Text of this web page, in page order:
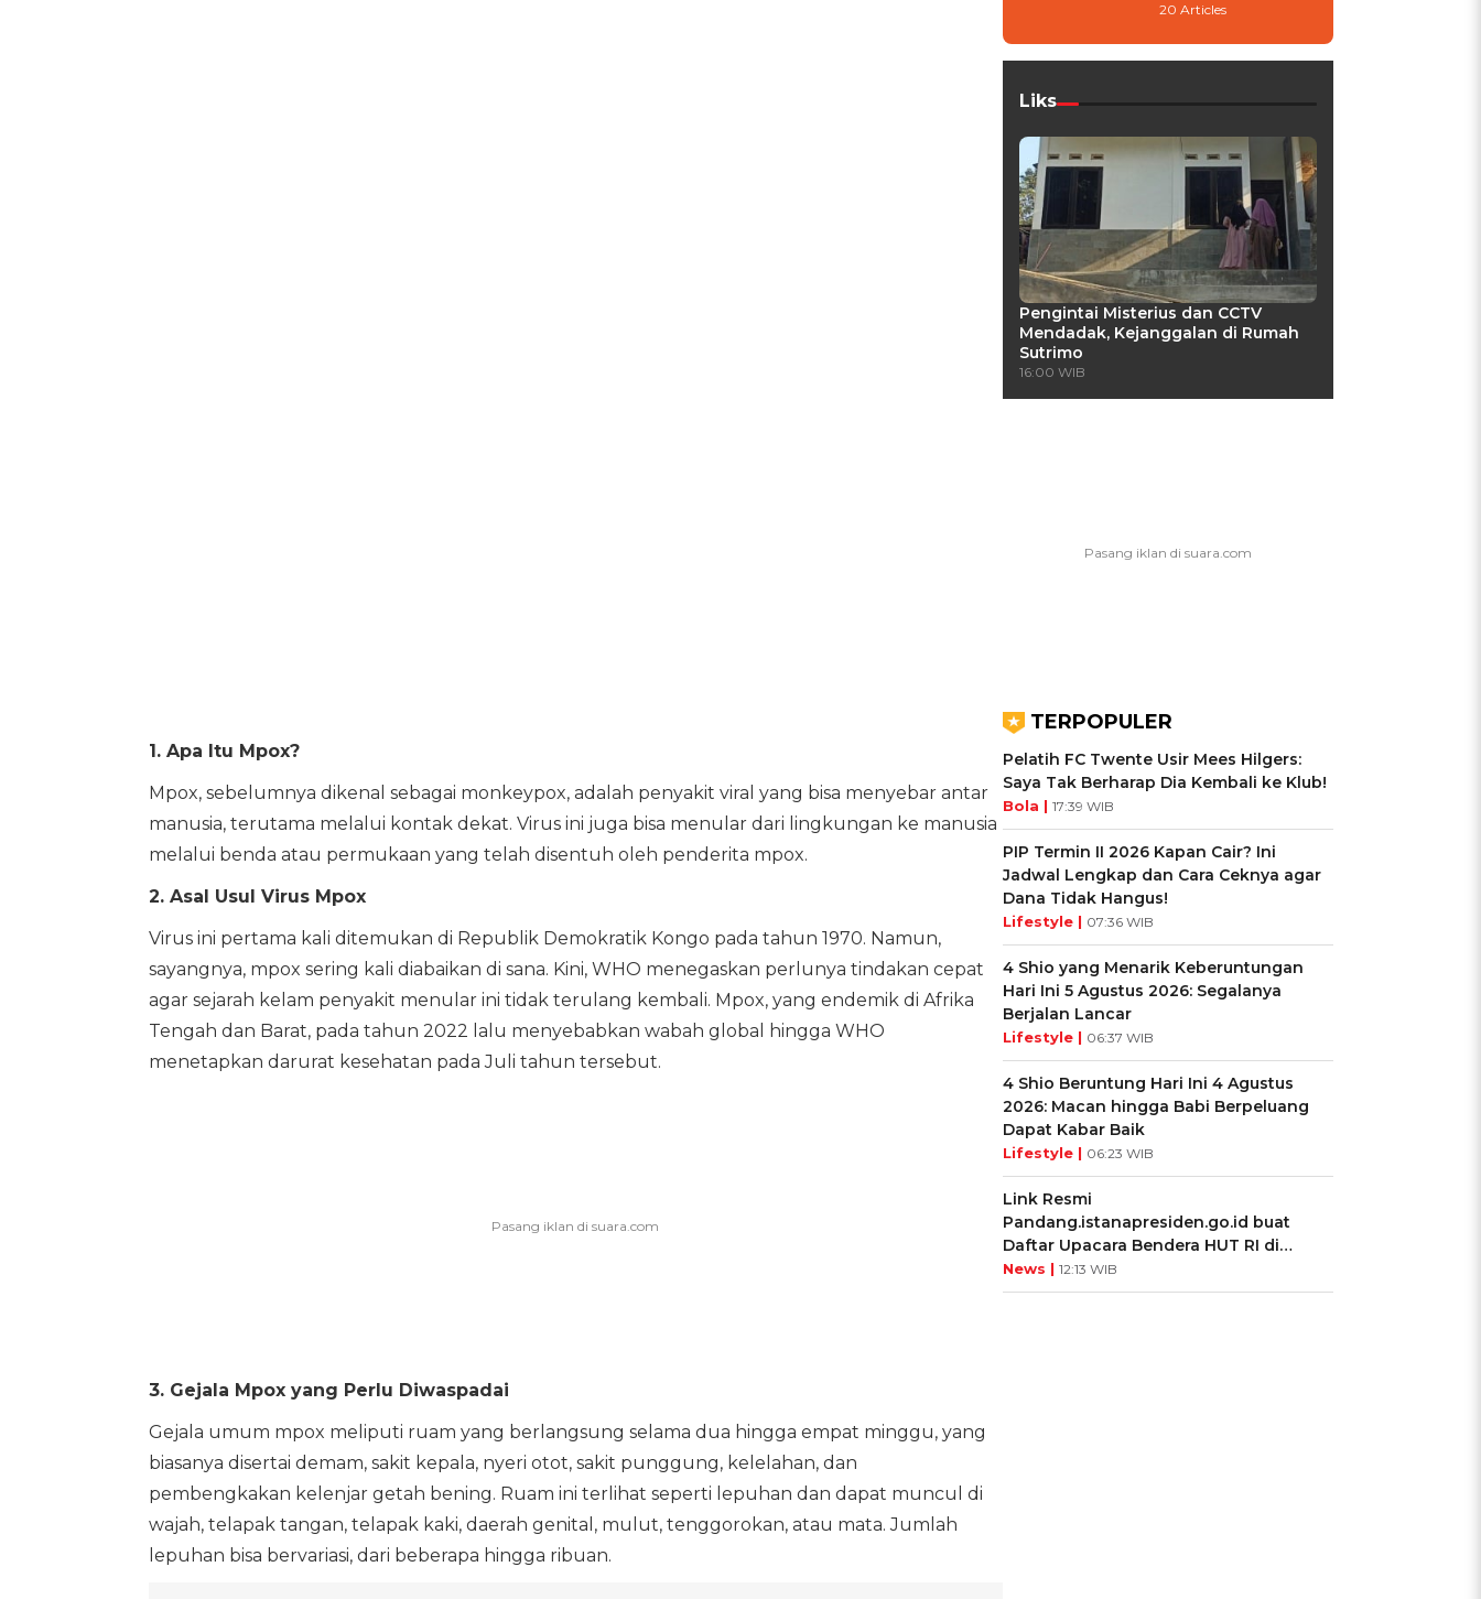
1. Apa Itu Mpox?
Mpox, sebelumnya dikenal sebagai monkeypox, adalah penyakit viral yang bisa menyebar antar
manusia, terutama melalui kontak dekat. Virus ini juga bisa menular dari lingkungan ke manusia
melalui benda atau permukaan yang telah disentuh oleh penderita mpox.
2. Asal Usul Virus Mpox
Virus ini pertama kali ditemukan di Republik Demokratik Kongo pada tahun 1970. Namun,
sayangnya, mpox sering kali diabaikan di sana. Kini, WHO menegaskan perlunya tindakan cepat
agar sejarah kelam penyakit menular ini tidak terulang kembali. Mpox, yang endemik di Afrika
Tengah dan Barat, pada tahun 2022 lalu menyebabkan wabah global hingga WHO
menetapkan darurat kesehatan pada Juli tahun tersebut.
3. Gejala Mpox yang Perlu Diwaspadai
Gejala umum mpox meliputi ruam yang berlangsung selama dua hingga empat minggu, yang
biasanya disertai demam, sakit kepala, nyeri otot, sakit punggung, kelelahan, dan
pembengkakan kelenjar getah bening. Ruam ini terlihat seperti lepuhan dan dapat muncul di
wajah, telapak tangan, telapak kaki, daerah genital, mulut, tenggorokan, atau mata. Jumlah
lepuhan bisa bervariasi, dari beberapa hingga ribuan.
20 Articles
Liks
Pengintai Misterius dan CCTV
Mendadak, Kejanggalan di Rumah
Sutrimo
16:00 WIB
TERPOPULER
Pelatih FC Twente Usir Mees Hilgers:
Saya Tak Berharap Dia Kembali ke Klub!
Bola | 17:39 WIB
PIP Termin II 2026 Kapan Cair? Ini
Jadwal Lengkap dan Cara Ceknya agar
Dana Tidak Hangus!
Lifestyle | 07:36 WIB
4 Shio yang Menarik Keberuntungan
Hari Ini 5 Agustus 2026: Segalanya
Berjalan Lancar
Lifestyle | 06:37 WIB
4 Shio Beruntung Hari Ini 4 Agustus
2026: Macan hingga Babi Berpeluang
Dapat Kabar Baik
Lifestyle | 06:23 WIB
Link Resmi
Pandang.istanapresiden.go.id buat
Daftar Upacara Bendera HUT RI di
Istana Negara
News | 12:13 WIB